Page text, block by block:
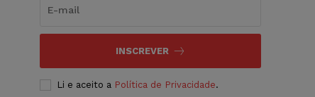
INSCREVER
Li e aceito a Política de Privacidade.